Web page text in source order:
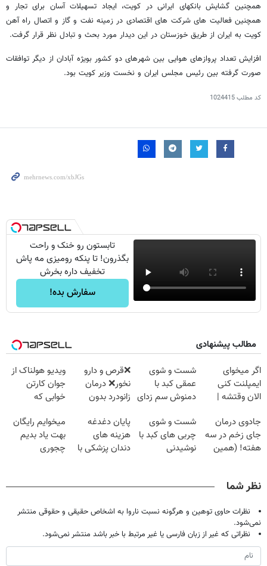
همچنین گشایش بانکهای ایرانی در کویت، ایجاد تسهیلات آسان برای تجار و
همچنین فعالیت های شرکت های اقتصادی در زمینه نفت و گاز و اتصال راه آهن
کویت به ایران از طریق خوزستان در این دیدار مورد بحث و تبادل نظر قرار گرفت.
افزایش تعداد پروازهای هوایی بین شهرهای دو کشور بویژه آبادان از دیگر توافقات
صورت گرفته بین رئیس مجلس ایران و نخست وزیر کویت بود.
کد مطلب1024415
تابستون رو خنک و راحت
بگذرون! تا پنکه رومیزی مه پاش
تخفیف داره بخرش
سفارش بده!
مطالب پیشنهادی
اگر میخوای
ایمپلنت کنی
الان وقتشه |
میلیون تومان!!!
شست و شوی
عمقی کبد با
دمنوش سم زدای
❌قرص‌ و دارو
نخور❌ درمان
زانودرد بدون
ویدیو هولناک از
جوان کارتن
خوابی که
آموزش رایگان
جادوی درمان
جای زخم در سه
هفته! (همین
شست و شوی
چربی های کبد با
نوشیدنی
پایان دغدغه
هزینه های
دندان پزشکی با
میخوایم رایگان
بهت یاد بدیم
چجوری
مجانیه
نظر شما
نظرات حاوی توهین و هرگونه نسبت ناروا به اشخاص حقیقی و حقوقی منتشر
نمی‌شود.
نظراتی که غیر از زبان فارسی یا غیر مرتبط با خبر باشد منتشر نمی‌شود.